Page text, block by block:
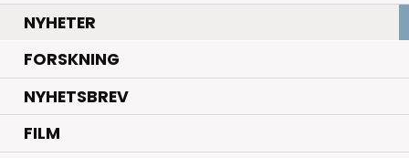
NYHETER.
FORSKNING.
NYHETSBREV
FILM